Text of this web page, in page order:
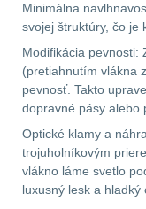
.243 .260
.270 .280
.30 .308
12GA,
Minimálna
svojej štruktúry, čo je
Modifikácia pevnosti:
(pretiahnutím vlákna
pevnosť. Takto
dopravné pásy alebo
Optické klamy a
trojuholníkovým
vlákno láme svetlo
luxusný lesk a hladký